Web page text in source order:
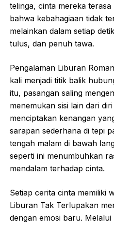
telinga, cinta mereka
bahwa kebahagiaan tidak
melainkan dalam setiap
tulus, dan penuh tawa.
Pengalaman Liburan
kali menjadi titik balik
itu, pasangan saling
menemukan sisi lain dari
menciptakan kenangan
sarapan sederhana di tepi
tengah malam di bawah
seperti ini menumbuhkan
mendalam terhadap cinta.
Setiap cerita cinta memiliki
Liburan Tak Terlupakan
dengan emosi baru.